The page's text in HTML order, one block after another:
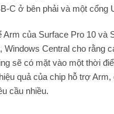
C ở bên phải và một cổng
Arm của Surface Pro 10 và
Windows Central cho rằng
sẽ có mặt vào một thời
quả của chip hỗ trợ Arm,
cầu nhiều.